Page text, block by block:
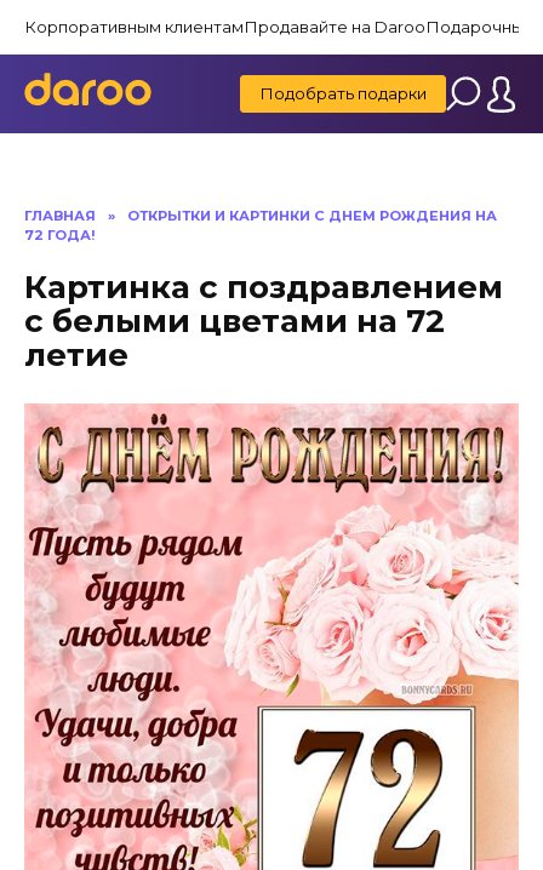
содержанию
Корпоративным клиентамПродавайте на DarooПодарочные
Подобрать подарки
ГЛАВНАЯ »
ОТКРЫТКИ И КАРТИНКИ С ДНЕМ РОЖДЕНИЯ НА
72 ГОДА!
Картинка с поздравлением
с белыми цветами на 72
летие